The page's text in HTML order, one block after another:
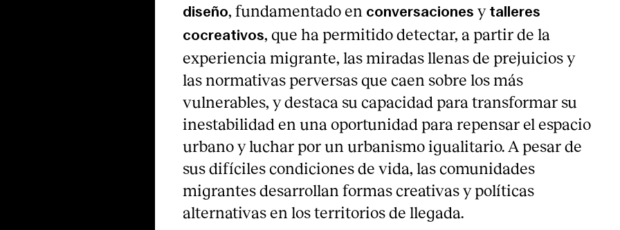
diseño, fundamentado en conversaciones y talleres
cocreativos, que ha permitido detectar, a partir de la
experiencia migrante, las miradas llenas de prejuicios y
las normativas perversas que caen sobre los más
vulnerables, y destaca su capacidad para transformar su
inestabilidad en una oportunidad para repensar el espacio
urbano y luchar por un urbanismo igualitario. A pesar de
sus difíciles condiciones de vida, las comunidades
migrantes desarrollan formas creativas y políticas
alternativas en los territorios de llegada.